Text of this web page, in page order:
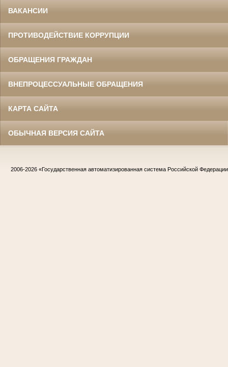
ВАКАНСИИ
ПРОТИВОДЕЙСТВИЕ КОРРУПЦИИ
ОБРАЩЕНИЯ ГРАЖДАН
ВНЕПРОЦЕССУАЛЬНЫЕ ОБРАЩЕНИЯ
КАРТА САЙТА
ОБЫЧНАЯ ВЕРСИЯ САЙТА
2006-2026 «Государственная автоматизированная система Российской